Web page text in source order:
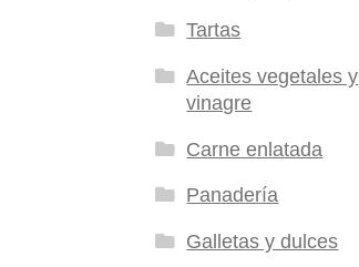
Tartas
Aceites vegetales y
vinagre
Carne enlatada
Panadería
Galletas y dulces